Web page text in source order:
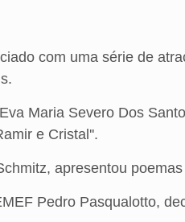
com uma série de
Maria Severo Dos
e Cristal''.
apresentou
Pedro Pasqualotto,